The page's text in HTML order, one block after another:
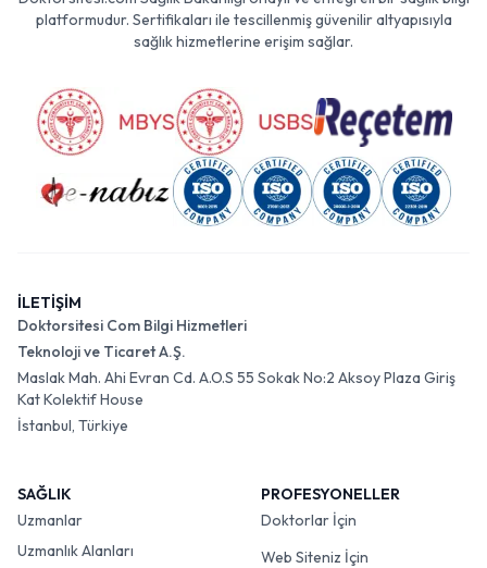
platformudur. Sertifikaları ile tescillenmiş güvenilir altyapısıyla
sağlık hizmetlerine erişim sağlar.
İLETİŞİM
Doktorsitesi Com Bilgi Hizmetleri
Teknoloji ve Ticaret A.Ş.
Maslak Mah. Ahi Evran Cd. A.O.S 55 Sokak No:2 Aksoy Plaza Giriş
Kat Kolektif House
İstanbul, Türkiye
SAĞLIK
Uzmanlar
Uzmanlık Alanları
PROFESYONELLER
Doktorlar İçin
Web Siteniz İçin